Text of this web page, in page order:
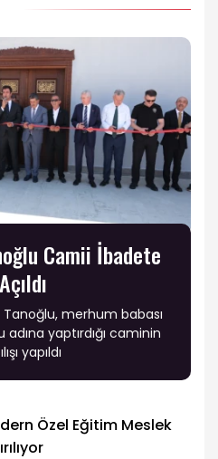
Camii İbadete
Açıldı
Tanoğlu, merhum babası
yaptırdığı caminin
yapıldı
Özel Eğitim Meslek